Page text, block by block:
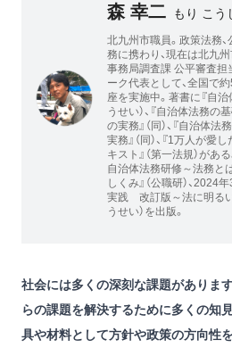
森 幸二 もり こう
北九州市職員。政策法務
務に携わり、現在は北九
事務局調査課 公平審査担
ーク代表として、全国で
座を実施中。著書に『自治
うせい）、『自治体法務
の実務』（同）、『自治体
実務』（同）、『1万人が
キスト』（第一法規）があ
自治体法務研修～法務と
しくみ』（公職研）、2024
実践 改訂版～法に明るい
うせい）を出版。
社会には多くの深刻な課題がありま
らの課題を解決するために多くの知
具や材料として方針や政策の方向性